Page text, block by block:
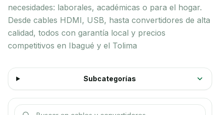
necesidades: laborales, académicas o para el hogar.
Desde cables HDMI, USB, hasta convertidores de alta
calidad, todos con garantía local y precios
competitivos en Ibagué y el Tolima
Subcategorías
Buscar productos